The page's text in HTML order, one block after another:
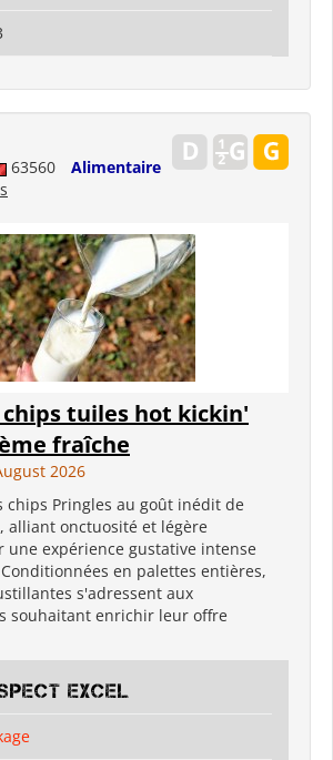
63560
Alimentaire
chips tuiles hot kickin'
fraîche
2026
chips Pringles au goût inédit de
alliant onctuosité et légère
une expérience gustative intense
en palettes entières,
s'adressent aux
souhaitant enrichir leur offre
EXCEL